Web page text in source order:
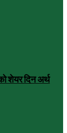
शेयर दिन अर्थ